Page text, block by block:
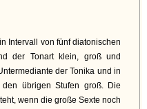
Intervall von fünf diatonischen
der Tonart klein, groß und
der Tonika und in
übrigen Stufen groß. Die
wenn die große Sexte noch